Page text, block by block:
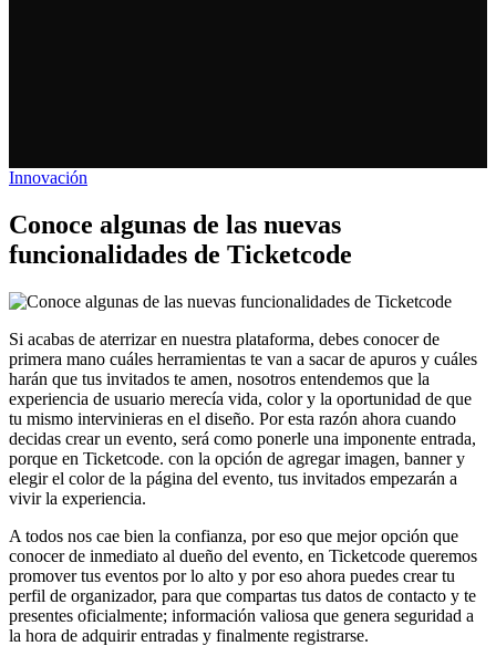
Innovación
Conoce algunas de las nuevas
funcionalidades de Ticketcode
Si acabas de aterrizar en nuestra plataforma, debes conocer de
primera mano cuáles herramientas te van a sacar de apuros y cuáles
harán que tus invitados te amen, nosotros entendemos que la
experiencia de usuario merecía vida, color y la oportunidad de que
tu mismo intervinieras en el diseño. Por esta razón ahora cuando
decidas crear un evento, será como ponerle una imponente entrada,
porque en Ticketcode. con la opción de agregar imagen, banner y
elegir el color de la página del evento, tus invitados empezarán a
vivir la experiencia.
A todos nos cae bien la confianza, por eso que mejor opción que
conocer de inmediato al dueño del evento, en Ticketcode queremos
promover tus eventos por lo alto y por eso ahora puedes crear tu
perfil de organizador, para que compartas tus datos de contacto y te
presentes oficialmente; información valiosa que genera seguridad a
la hora de adquirir entradas y finalmente registrarse.